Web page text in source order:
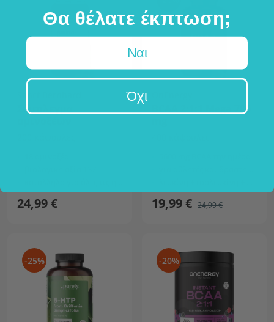
Σύμπλεγμα
24,99 €
BCAA 2:1:1 Mega 700
19,99 € 24,99 €
-25% -20%
Θα θέλατε έκπτωση;
Ναι
Όχι